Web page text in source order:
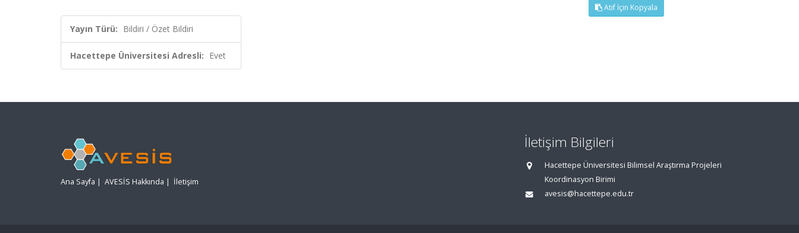
Yayın Türü: Bildiri / Özet Bildiri
Hacettepe Üniversitesi Adresli: Evet
Atıf İçin Kopyala
Ana Sayfa | AVESİS Hakkında | İletişim
İletişim Bilgileri
Hacettepe Üniversitesi Bilimsel Araştırma Projeleri
Koordinasyon Birimi
avesis@hacettepe.edu.tr